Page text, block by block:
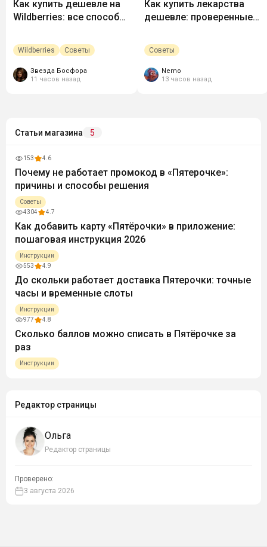
Как купить дешевле на
Wildberries: все способы
Wildberries Советы
Звезда Босфора
11 часов назад
Как купить лекарства
дешевле: проверенные
Советы
Nemo
13 часов назад
Статьи магазина 5
153 4.6
Почему не работает промокод в «Пятерочке»:
причины и способы решения
Советы
4304
4.7
Как добавить карту «Пятёрочки» в приложение:
пошаговая инструкция 2026
Инструкции
553
4.9
До скольки работает доставка Пятерочки: точные
часы и временные слоты
Инструкции
977
4.8
Сколько баллов можно списать в Пятёрочке за
раз
Инструкции
Редактор страницы
Ольга
Редактор страницы
Проверено:
3 августа 2026